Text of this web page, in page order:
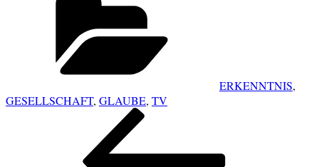
ERKENNTNIS,
GESELLSCHAFT, GLAUBE, TV